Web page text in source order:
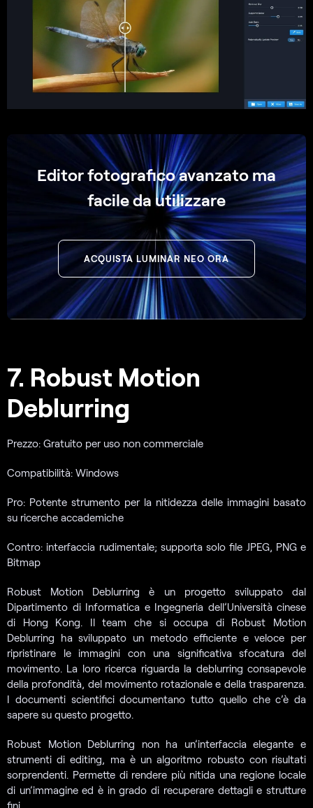
Editor fotografico avanzato ma
facile da utilizzare
ACQUISTA LUMINAR NEO ORA
7. Robust Motion
Deblurring
Prezzo: Gratuito per uso non commerciale
Compatibilità: Windows
Pro: Potente strumento per la nitidezza delle immagini basato
su ricerche accademiche
Contro: interfaccia rudimentale; supporta solo file JPEG, PNG e
Bitmap
Robust Motion Deblurring è un progetto sviluppato dal
Dipartimento di Informatica e Ingegneria dell’Università cinese
di Hong Kong. Il team che si occupa di Robust Motion
Deblurring ha sviluppato un metodo efficiente e veloce per
ripristinare le immagini con una significativa sfocatura del
movimento. La loro ricerca riguarda la deblurring consapevole
della profondità, del movimento rotazionale e della trasparenza.
I documenti scientifici documentano tutto quello che c’è da
sapere su questo progetto.
Robust Motion Deblurring non ha un’interfaccia elegante e
strumenti di editing, ma è un algoritmo robusto con risultati
sorprendenti. Permette di rendere più nitida una regione locale
di un’immagine ed è in grado di recuperare dettagli e strutture
fini.